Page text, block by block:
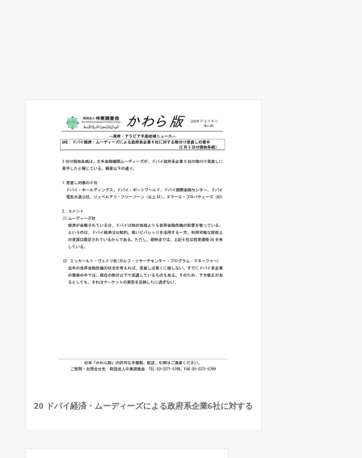
20 ドバイ経済・ムーディーズによる政府系企業6社に対する